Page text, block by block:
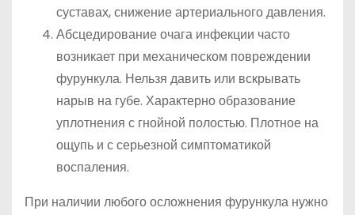
суставах, снижение артериального давления.
Абсцедирование очага инфекции часто
возникает при механическом повреждении
фурункула. Нельзя давить или вскрывать
нарыв на губе. Характерно образование
уплотнения с гнойной полостью. Плотное на
ощупь и с серьезной симптоматикой
воспаления.
При наличии любого осложнения фурункула нужно